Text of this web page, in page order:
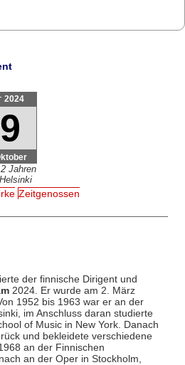
2024
9
Jahren
Zeitgenossen
der finnische Dirigent und
2024. Er wurde am 2. März
1952 bis 1963 war er an der
im Anschluss daran studierte
of Music in New York. Danach
und bekleidete verschiedene
an der Finnischen
an der Oper in Stockholm,